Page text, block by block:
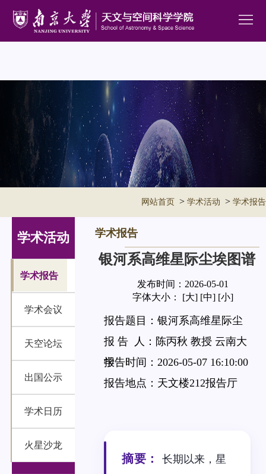
网站首页 > 学术活动 > 学术报告
学术活动
学术报告
学术会议
天空论坛
出国公示
学术日历
火星沙龙
学术报告
银河系高维星际尘埃图谱
发布时间：2026-05-01
字体大小： [大] [中] [小]
报告题目：银河系高维星际尘
埃图谱
报 告 人：陈丙秋 教授 云南大
学
报告时间：2026-05-07 16:10:00
报告地点：天文楼212报告厅
摘要：
长期以来，星